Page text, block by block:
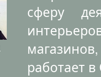
сферу
работает